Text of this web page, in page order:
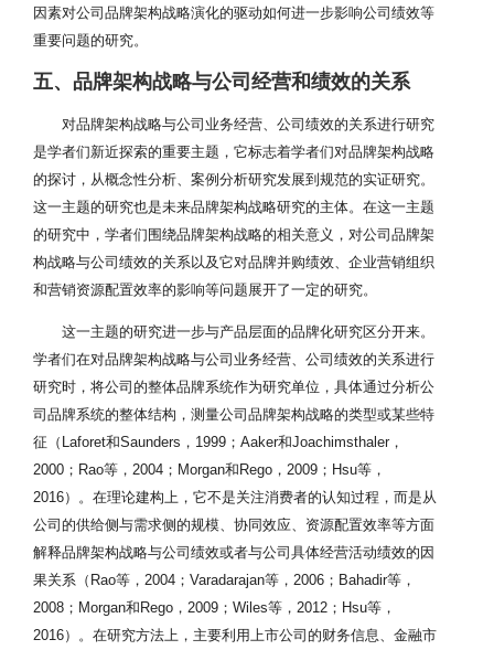
因素对公司品牌架构战略演化的驱动如何进一步影响公司绩效等
重要问题的研究。
五、品牌架构战略与公司经营和绩效的关系
对品牌架构战略与公司业务经营、公司绩效的关系进行研究
是学者们新近探索的重要主题，它标志着学者们对品牌架构战略
的探讨，从概念性分析、案例分析研究发展到规范的实证研究。
这一主题的研究也是未来品牌架构战略研究的主体。在这一主题
的研究中，学者们围绕品牌架构战略的相关意义，对公司品牌架
构战略与公司绩效的关系以及它对品牌并购绩效、企业营销组织
和营销资源配置效率的影响等问题展开了一定的研究。
这一主题的研究进一步与产品层面的品牌化研究区分开来。
学者们在对品牌架构战略与公司业务经营、公司绩效的关系进行
研究时，将公司的整体品牌系统作为研究单位，具体通过分析公
司品牌系统的整体结构，测量公司品牌架构战略的类型或某些特
征（Laforet和Saunders，1999；Aaker和Joachimsthaler，
2000；Rao等，2004；Morgan和Rego，2009；Hsu等，
2016）。在理论建构上，它不是关注消费者的认知过程，而是从
公司的供给侧与需求侧的规模、协同效应、资源配置效率等方面
解释品牌架构战略与公司绩效或者与公司具体经营活动绩效的因
果关系（Rao等，2004；Varadarajan等，2006；Bahadir等，
2008；Morgan和Rego，2009；Wiles等，2012；Hsu等，
2016）。在研究方法上，主要利用上市公司的财务信息、金融市